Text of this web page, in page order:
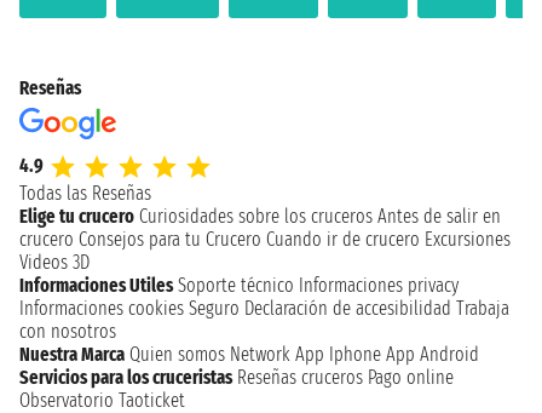
Reseñas
4.9
Todas las Reseñas
Elige tu crucero Curiosidades sobre los cruceros Antes de salir en
crucero Consejos para tu Crucero Cuando ir de crucero Excursiones
Videos 3D
Informaciones Utiles Soporte técnico Informaciones privacy
Informaciones cookies Seguro Declaración de accesibilidad Trabaja
con nosotros
Nuestra Marca Quien somos Network App Iphone App Android
Servicios para los cruceristas Reseñas cruceros Pago online
Observatorio Taoticket